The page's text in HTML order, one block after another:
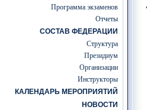
Программа экзаменов
Отчеты
СОСТАВ ФЕДЕРАЦИИ
Структура
Президиум
Организации
Инструкторы
КАЛЕНДАРЬ МЕРОПРИЯТИЙ
НОВОСТИ